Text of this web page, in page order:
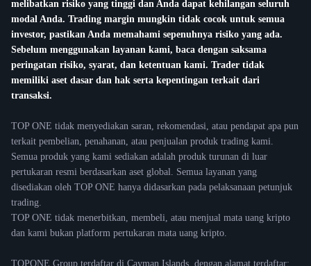
melibatkan risiko yang tinggi dan Anda dapat kehilangan seluruh
modal Anda. Trading margin mungkin tidak cocok untuk semua
investor, pastikan Anda memahami sepenuhnya risiko yang ada.
Sebelum menggunakan layanan kami, baca dengan saksama
peringatan risiko, syarat, dan ketentuan kami. Trader tidak
memiliki aset dasar dan hak serta kepentingan terkait dari
transaksi.
TOP ONE tidak menyediakan saran, rekomendasi, atau pendapat apa pun
terkait pembelian, penahanan, atau penjualan produk trading kami.
Semua produk yang kami sediakan adalah produk turunan di luar
pertukaran resmi berdasarkan aset global. Semua layanan yang
disediakan oleh TOP ONE hanya didasarkan pada pelaksanaan petunjuk
trading.
TOP ONE tidak menerbitkan, membeli, atau menjual mata uang kripto
dan kami bukan platform pertukaran mata uang kripto.
TOPONE Group terdaftar di Cayman Islands, dengan alamat terdaftar: